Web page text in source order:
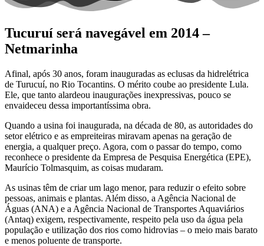
Tucuruí será navegável em 2014 –
Netmarinha
Afinal, após 30 anos, foram inauguradas as eclusas da hidrelétrica
de Turucuí, no Rio Tocantins. O mérito coube ao presidente Lula.
Ele, que tanto alardeou inaugurações inexpressivas, pouco se
envaideceu dessa importantíssima obra.
Quando a usina foi inaugurada, na década de 80, as autoridades do
setor elétrico e as empreiteiras miravam apenas na geração de
energia, a qualquer preço. Agora, com o passar do tempo, como
reconhece o presidente da Empresa de Pesquisa Energética (EPE),
Maurício Tolmasquim, as coisas mudaram.
As usinas têm de criar um lago menor, para reduzir o efeito sobre
pessoas, animais e plantas. Além disso, a Agência Nacional de
Águas (ANA) e a Agência Nacional de Transportes Aquaviários
(Antaq) exigem, respectivamente, respeito pela uso da água pela
população e utilização dos rios como hidrovias – o meio mais barato
e menos poluente de transporte.